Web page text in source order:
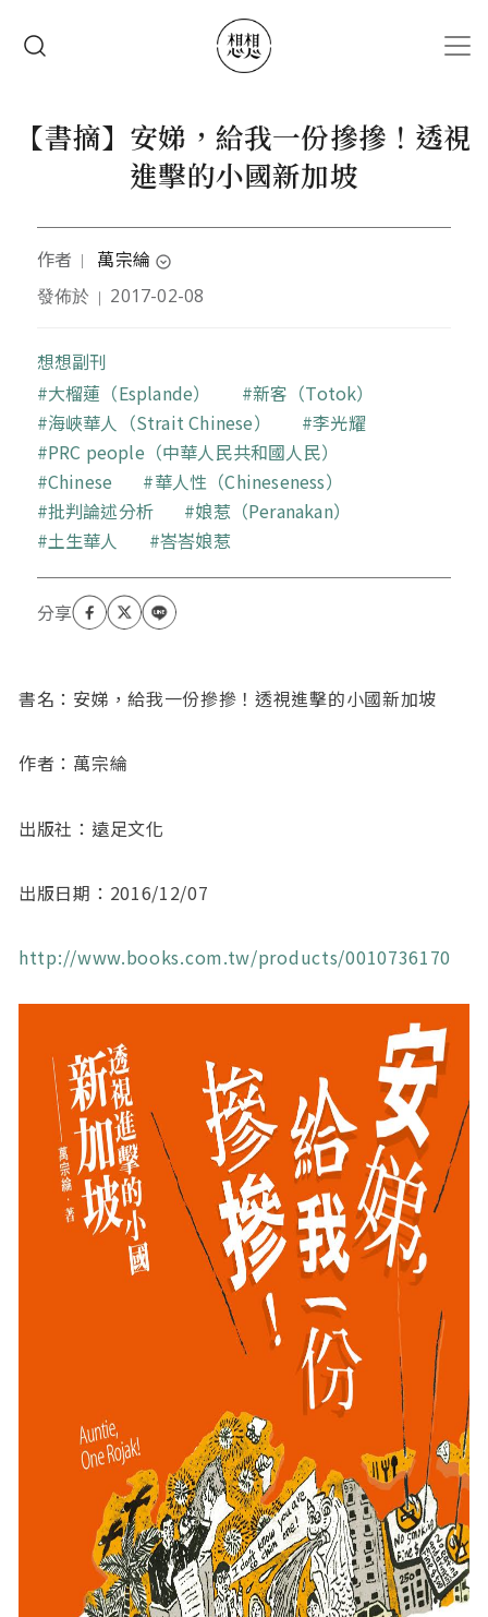
【書摘】安娣，給我一份摻摻！透視
進擊的小國新加坡
作者 ｜ 萬宗綸 expand_circle_down
作者為台灣大學地理環境資源所、新加坡國立大學語
編。
發佈於 ｜ 2017-02-08
想想副刊
關鍵字
大榴蓮（Esplande）
新客（Totok）
海峽華人（Strait Chinese）
李光耀
PRC people（中華人民共和國人民）
Chinese
華人性（Chineseness）
批判論述分析
娘惹（Peranakan）
土生華人
峇峇娘惹
書名：安娣，給我一份摻摻！透視進擊的小國新加坡
作者：萬宗綸
出版社：遠足文化
出版日期：2016/12/07
http://www.books.com.tw/products/0010736170